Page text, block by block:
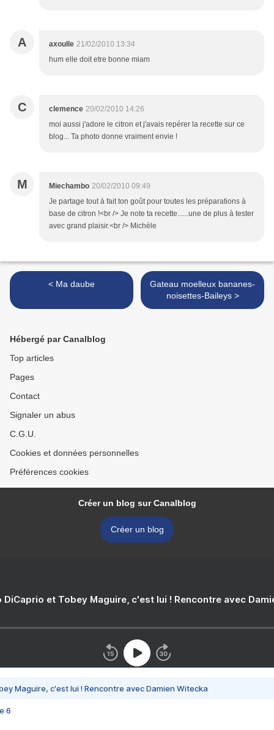
A axoulle 21/02/2010 13:34
hum elle doit etre bonne miam
C clemence 20/02/2010 14:26
moi aussi j'adore le citron et j'avais repérer la recette sur ce
blog... Ta photo donne vraiment envie !
M Miechambo 20/02/2010 09:49
Je partage tout à fait ton goût pour toutes les préparations à
base de citron !<br /> Je note ta recette......une de plus à tester
avec grand plaisir.<br /> Michèle
< Ma daube
Gateau moelleux bananes-
noisettes-Baileys >
Hébergé par Canalblog
Top articles
Pages
Contact
Signaler un abus
C.G.U.
Cookies et données personnelles
Préférences cookies
Créer un blog sur Canalblog
Créer un blog
DiCaprio et Tobey Maguire, c'est lui ! Rencontre avec
Maguire, c'est lui ! Rencontre avec Damien Witecka
6